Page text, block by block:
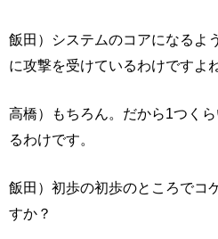
飯田）システムのコアになるよ
に攻撃を受けているわけですよね
高橋）もちろん。だから1つく
るわけです。
飯田）初歩の初歩のところでコ
すか？